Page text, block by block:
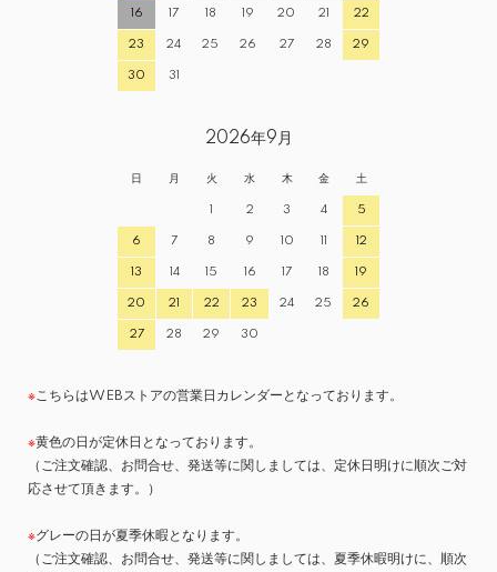
16 17 18 19 20 21 22
23 24 25 26 27 28 29
30 31
2026年9月
日 月 火 水 木 金 土
1 2 3 4 5
6 7 8 9 10 11 12
13 14 15 16 17 18 19
20 21 22 23 24 25 26
27 28 29 30
※こちらはWEBストアの営業日カレンダーとなっております。
※黄色の日が定休日となっております。
（ご注文確認、お問合せ、発送等に関しましては、定休日明けに順次ご対
応させて頂きます。）
※グレーの日が夏季休暇となります。
（ご注文確認、お問合せ、発送等に関しましては、夏季休暇明けに、順次